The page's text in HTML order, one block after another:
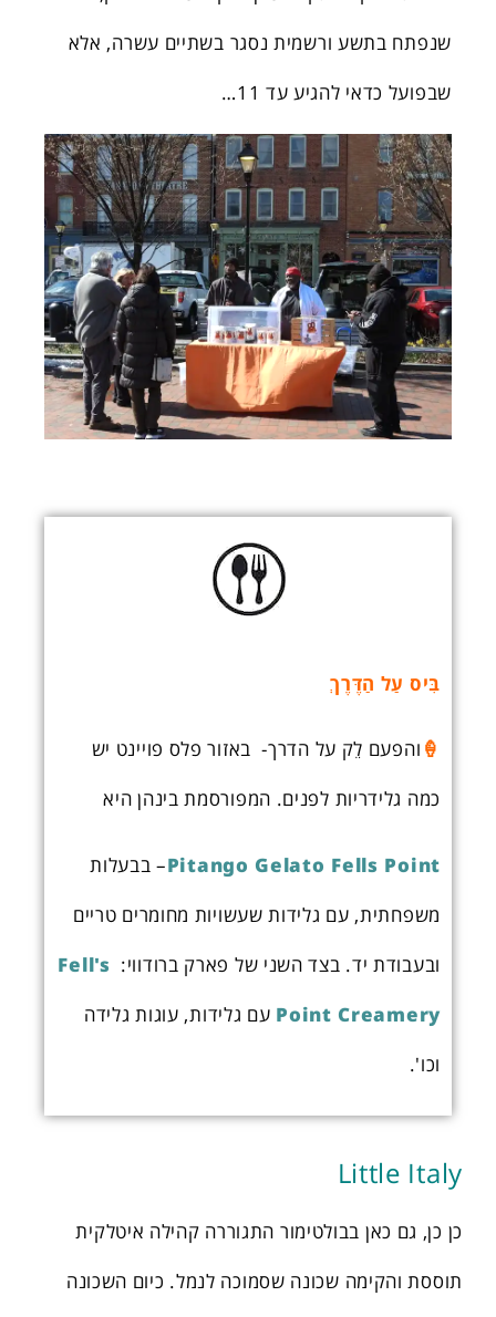
שנפתח בתשע ורשמית נסגר בשתיים עשרה, אלא
שבפועל כדאי להגיע עד 11…
בִּיס עַל הַדֶּרֶךְ
🍦 והפעם לֵק על הדרך- באזור פלס פויינט יש
כמה גלידריות לפנים. המפורסמת בינהן היא
Pitango Gelato Fells Point– בבעלות
משפחתית, עם גלידות שעשויות מחומרים טריים
ובעבודת יד. בצד השני של פארק ברודווי: Fell's
Point Creamery עם גלידות, עוגות גלידה
וכו'.
Little Italy
כן כן, גם כאן בבולטימור התגוררה קהילה איטלקית
תוססת והקימה שכונה שסמוכה לנמל. כיום השכונה